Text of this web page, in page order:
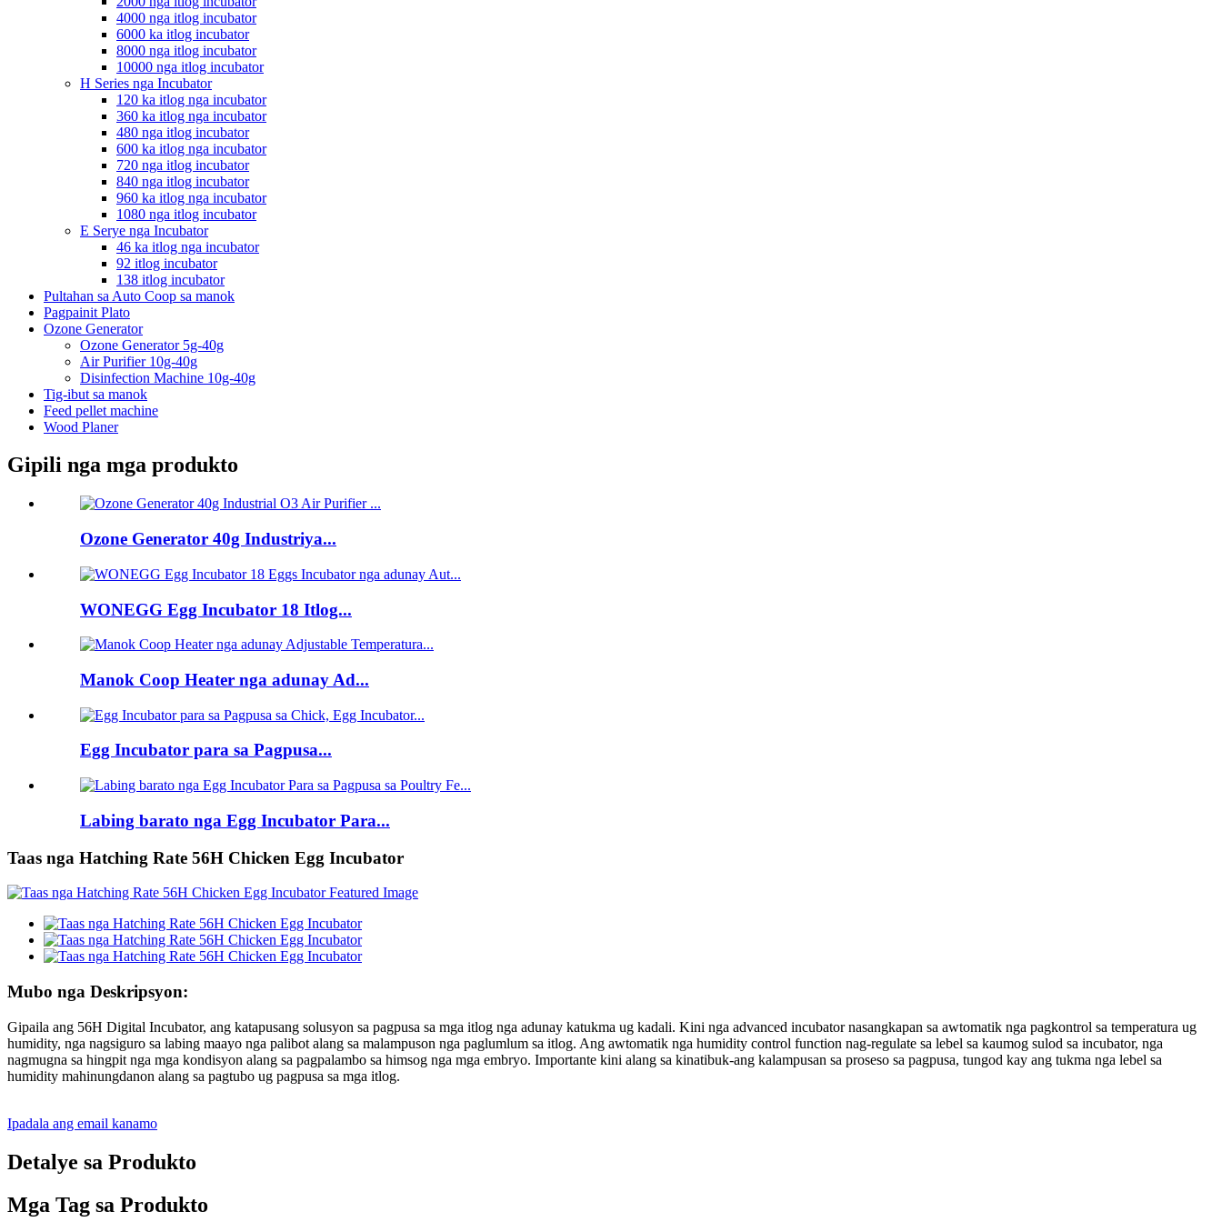
4000 nga itlog incubator
6000 ka itlog incubator
8000 nga itlog incubator
10000 nga itlog incubator
H Series nga Incubator
120 ka itlog nga incubator
360 ka itlog nga incubator
480 nga itlog incubator
600 ka itlog nga incubator
720 nga itlog incubator
840 nga itlog incubator
960 ka itlog nga incubator
1080 nga itlog incubator
E Serye nga Incubator
46 ka itlog nga incubator
92 itlog incubator
138 itlog incubator
Pultahan sa Auto Coop sa manok
Pagpainit Plato
Ozone Generator
Ozone Generator 5g-40g
Air Purifier 10g-40g
Disinfection Machine 10g-40g
Tig-ibut sa manok
Feed pellet machine
Wood Planer
Gipili nga mga produkto
Ozone Generator 40g Industriya...
WONEGG Egg Incubator 18 Itlog...
Manok Coop Heater nga adunay Ad...
Egg Incubator para sa Pagpusa...
Labing barato nga Egg Incubator Para...
Taas nga Hatching Rate 56H Chicken Egg Incubator
Mubo nga Deskripsyon:
Gipaila ang 56H Digital Incubator, ang katapusang solusyon sa pagpusa sa mga itlog nga adunay katukma ug kadali. Kini nga advanced incubator nasangkapan sa awtomatik nga pagkontrol sa temperatura ug
humidity, nga nagsiguro sa labing maayo nga palibot alang sa malampuson nga paglumlum sa itlog. Ang awtomatik nga humidity control function nag-regulate sa lebel sa kaumog sulod sa incubator, nga
nagmugna sa hingpit nga mga kondisyon alang sa pagpalambo sa himsog nga mga embryo. Importante kini alang sa kinatibuk-ang kalampusan sa proseso sa pagpusa, tungod kay ang tukma nga lebel sa
humidity mahinungdanon alang sa pagtubo ug pagpusa sa mga itlog.
Ipadala ang email kanamo
Detalye sa Produkto
Mga Tag sa Produkto